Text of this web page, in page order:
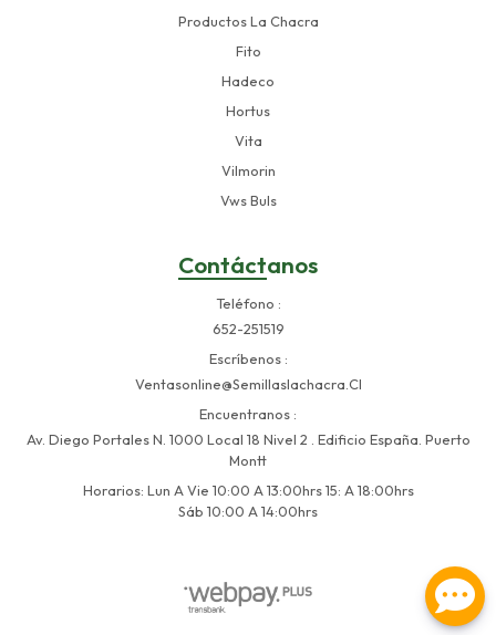
Productos La Chacra
Fito
Hadeco
Hortus
Vita
Vilmorin
Vws Buls
Contáctanos
Teléfono
652-251519
Escríbenos
Ventasonline@semillaslachacra.cl
Encuentranos
Av. Diego Portales N. 1000 Local 18 Nivel 2 . Edificio España. Puerto
Montt
Horarios: Lun A Vie 10:00 A 13:00hrs 15: A 18:00hrs
Sáb 10:00 A 14:00hrs